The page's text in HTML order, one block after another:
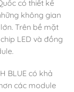
có thiết kế
không gian
Trên bề mặt
LED và đồng
BLUE có khả
các module